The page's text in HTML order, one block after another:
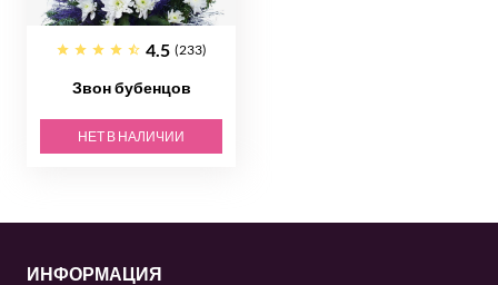
4.5 (233)
Звон бубенцов
НЕТ В НАЛИЧИИ
ИНФОРМАЦИЯ